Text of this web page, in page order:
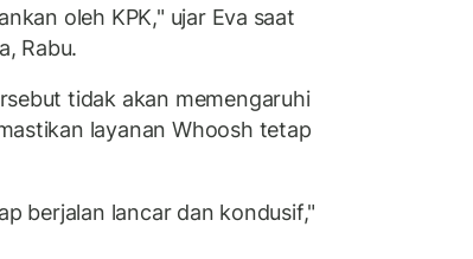
oleh KPK," ujar Eva saat
Rabu.
tidak akan memengaruhi
layanan Whoosh tetap
berjalan lancar dan kondusif,"